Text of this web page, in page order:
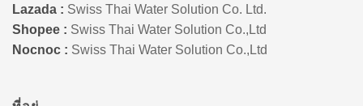
Lazada : Swiss Thai Water Solution Co. Ltd.
Shopee : Swiss Thai Water Solution Co.,Ltd
Nocnoc : Swiss Thai Water Solution Co.,Ltd